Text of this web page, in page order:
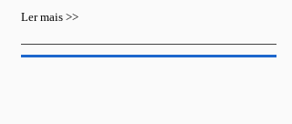
Ler mais >>